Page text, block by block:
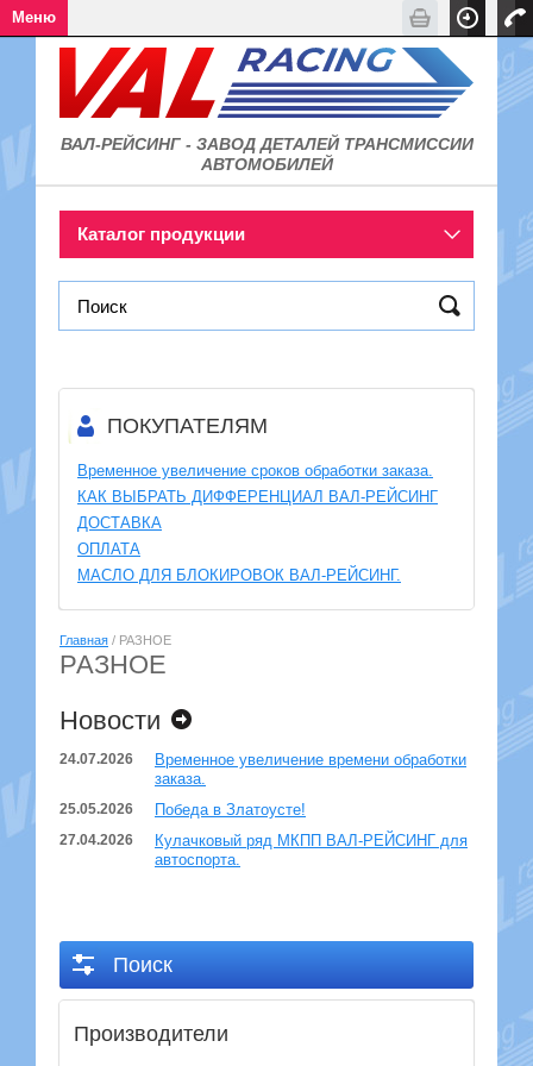
ВАЛ-РЕЙСИНГ - ЗАВОД ДЕТАЛЕЙ ТРАНСМИССИИ
АВТОМОБИЛЕЙ
Каталог продукции
Меню
ПОКУПАТЕЛЯМ
Временное увеличение сроков обработки заказа.
КАК ВЫБРАТЬ ДИФФЕРЕНЦИАЛ ВАЛ-РЕЙСИНГ
ДОСТАВКА
ОПЛАТА
МАСЛО ДЛЯ БЛОКИРОВОК ВАЛ-РЕЙСИНГ.
Поиск
Производители
Главная / РАЗНОЕ
РАЗНОЕ
Новости
24.07.2026
Временное увеличение времени обработки
заказа.
25.05.2026 Победа в Златоусте!
27.04.2026
Кулачковый ряд МКПП ВАЛ-РЕЙСИНГ для
автоспорта.